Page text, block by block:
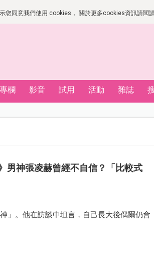
您同意我們使用 cookies， 關於更多cookies資訊請閱
專欄 影音 試用 活動 雜誌
男神張凌赫曾經不自信？「比較式
」。他在訪談中坦言，自己長大後偶爾仍會